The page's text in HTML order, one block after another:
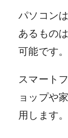
パソコン
あるもの
可能です。
スマート
ョップや
用します。